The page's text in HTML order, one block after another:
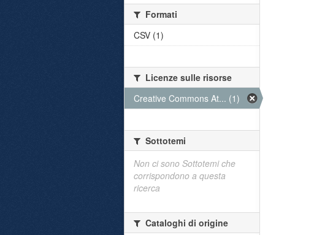
Formati
CSV (1)
Licenze sulle risorse
Creative Commons At... (1)
Sottotemi
Non ci sono Sottotemi che
corrispondono a questa
ricerca
Cataloghi di origine